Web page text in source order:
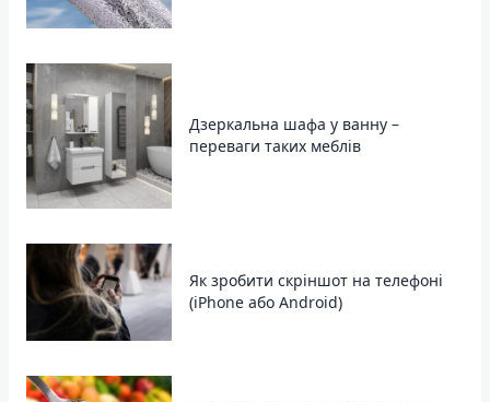
Дзеркальна шафа у ванну –
переваги таких меблів
Як зробити скріншот на телефоні
(iPhone або Android)